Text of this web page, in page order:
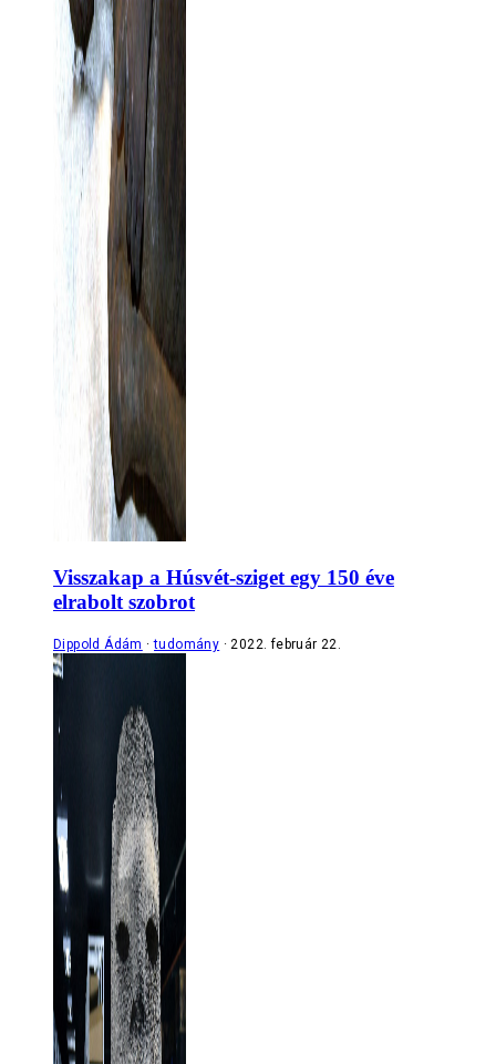
Visszakap a Húsvét-sziget egy 150 éve
elrabolt szobrot
Dippold Ádám tudomány 2022. február 22.